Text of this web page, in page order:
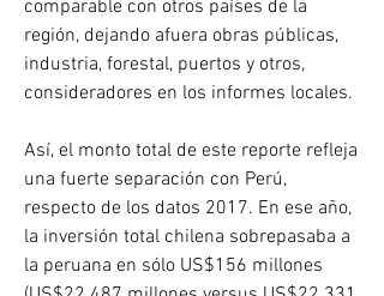
comparable con otros países de la
región, dejando afuera obras públicas,
industria, forestal, puertos y otros,
consideradores en los informes locales.
Así, el monto total de este reporte refleja
una fuerte separación con Perú,
respecto de los datos 2017. En ese año,
la inversión total chilena sobrepasaba a
la peruana en sólo US$156 millones